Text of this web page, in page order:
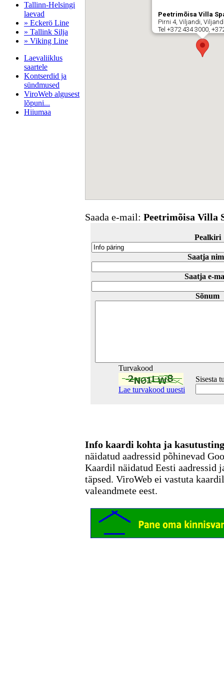
Tallinn-Helsingi
laevad
» Eckerö Line
» Tallink Silja
» Viking Line
Laevaliiklus
saartele
Kontserdid ja
sündmused
ViroWeb algusest
lõpuni...
Hiiumaa
Peetrimõisa Villa
Pirni 4, Viljandi,
Tel +372 434 3000,
Saada e-mail: Peetrimõisa Villa
Pealkiri
Saatja
Saatja e-
Sõnum
Turvakood
Lae turvakood uuesti
Sisesta
Info kaardi kohta ja
näidatud aadressid põhinevad
Kaardil näidatud Eesti aadressid
täpsed. ViroWeb ei vastuta
valeandmete eest.